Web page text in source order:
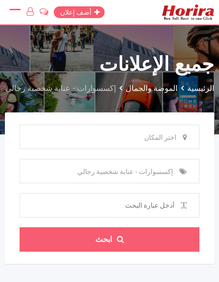
Skip
content
أضف إعلان
جميع الإعلانات
الرئيسية الموضة والجمال إكسسوارات - عناية شخصية رجالي
اختر المكان
إكسسوارات - عناية شخصية رجالي
ابحث